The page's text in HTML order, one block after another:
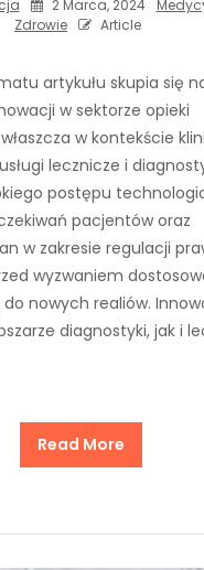
2 Marca, 2024
Zdrowie
Article
artykułu skupia się
w sektorze opieki
w kontekście
lecznicze i
postępu
pacjentów oraz
w zakresie regulacji
wyzwaniem
do nowych realiów.
diagnostyki, jak i
Read More